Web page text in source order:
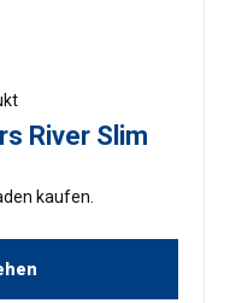
River Slim
kaufen.